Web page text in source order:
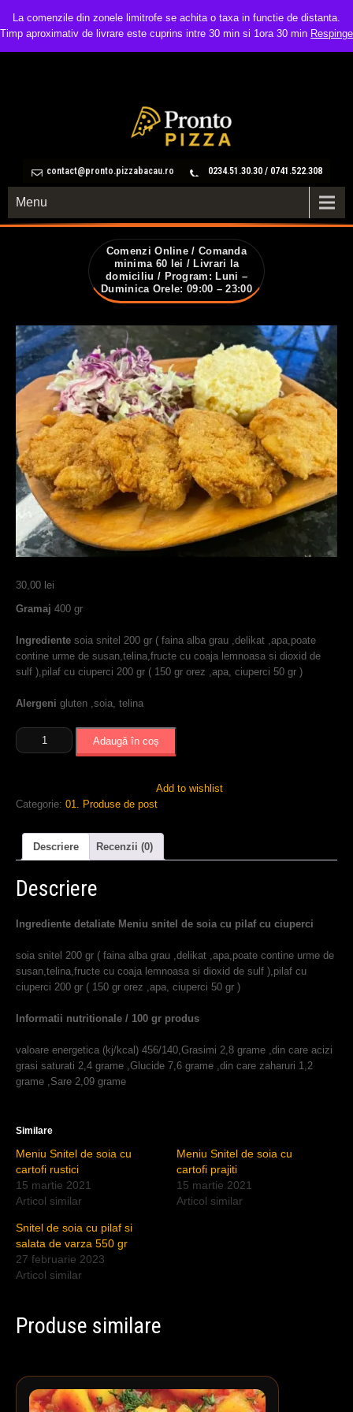
La comenzile din zonele limitrofe se achita o taxa in functie de distanta.
Timp aproximativ de livrare este cuprins intre 30 min si 1ora 30 min Respinge
Comenzi Online / Comanda
minima 60 lei / Livrari la
domiciliu / Program: Luni –
Duminica Orele: 09:00 – 23:00
contact@pronto.pizzabacau.ro 0234.51.30.30 / 0741.522.308
Menu
30,00 lei
Gramaj 400 gr
Ingrediente soia snitel 200 gr ( faina alba grau ,delikat ,apa,poate
contine urme de susan,telina,fructe cu coaja lemnoasa si dioxid de
sulf ),pilaf cu ciuperci 200 gr ( 150 gr orez ,apa, ciuperci 50 gr )
Alergeni gluten ,soia, telina
Cantitate
Meniu
soia
ciuperci
Adaugă în coș
Add to wishlist
Categorie: 01. Produse de post
Descriere Recenzii (0)
Descriere
Ingrediente detaliate Meniu snitel de soia cu pilaf cu ciuperci
soia snitel 200 gr ( faina alba grau ,delikat ,apa,poate contine urme de
susan,telina,fructe cu coaja lemnoasa si dioxid de sulf ),pilaf cu
ciuperci 200 gr ( 150 gr orez ,apa, ciuperci 50 gr )
Informatii nutritionale / 100 gr produs
valoare energetica (kj/kcal) 456/140,Grasimi 2,8 grame ,din care acizi
grasi saturati 2,4 grame ,Glucide 7,6 grame ,din care zaharuri 1,2
grame ,Sare 2,09 grame
Similare
Meniu Snitel de soia cu
cartofi rustici
15 martie 2021
Articol similar
Meniu Snitel de soia cu
cartofi prajiti
15 martie 2021
Articol similar
Snitel de soia cu pilaf si
salata de varza 550 gr
27 februarie 2023
Articol similar
Produse similare